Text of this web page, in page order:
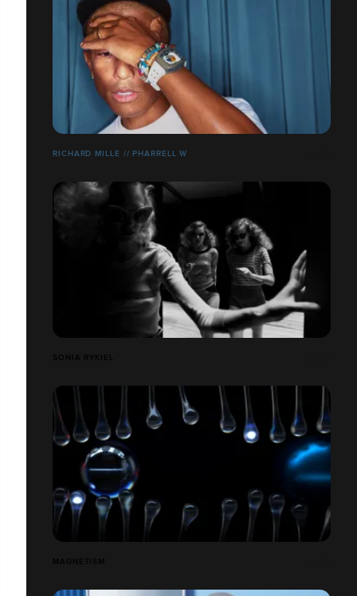
RICHARD MILLE // PHARRELL W
SONIA RYKIEL
MAGNETISM